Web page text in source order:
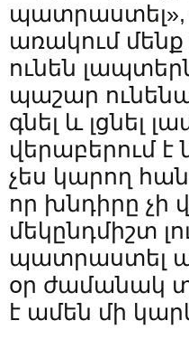
պատրաստել»,
առակում մենք
ունեն
պաշար
գնել և լցնել
վերաբերում է
չես կարող
որ խնդիրը չի
մեկընդմիշտ
պատրաստել
օր ժամանակ
է ամեն մի